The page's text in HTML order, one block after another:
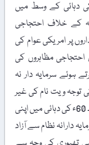
سے بھی متاثر تھے۔ 60ء کی دہائی کے وسط میں
کے خلاف احتجاجی
پر امریکی عوام کی
احتجاجی مظاہروں کی
ہوئے سرمایہ دار نہ
توجہ ویت نام کی غیر
قانونی جنگ سے بھی ہٹائی جا رہی تھی۔ 60ء کی دہائی میں اپنی
دارانہ نظام سے آزاد